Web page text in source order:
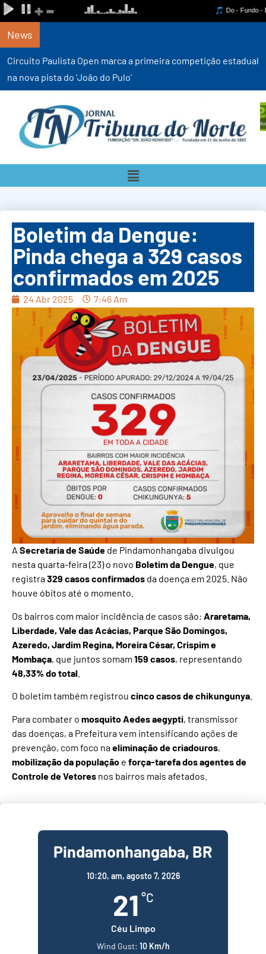
News
Circuito Paulista Open marca a primeira competição estadual
na nova pista do ‘João do Pulo’
Boletim da Dengue:
Pinda chega a 329 casos
confirmados em 2025
24 Abr 2025 7:46 Am
A Secretaria de Saúde de Pindamonhangaba divulgou
nesta quarta-feira (23) o novo Boletim da Dengue, que
registra329 casos confirmados da doença em 2025. Não
houve óbitos até o momento.
Os bairros com maior incidência de casos são: Araretama,
Liberdade, Vale das Acácias, Parque São Domingos,
Azeredo, Jardim Regina, Moreira César, Crispim e
Mombaça, que juntos somam 159 casos, representando
48,33% do total
O boletim também registrou cinco casos de chikungunya
Para combater o mosquito Aedes aegypti, transmissor
das doenças, a Prefeitura vem intensificando ações de
prevenção, com foco naeliminação de criadouros,
mobilização da população e força-tarefa dos agentes de
Controle de Vetores nos bairros mais afetados.
Pindamonhangaba, BR
10:20, am, agosto 7, 2026
21 °C
Céu Limpo
Wind Gust: 10 Km/h